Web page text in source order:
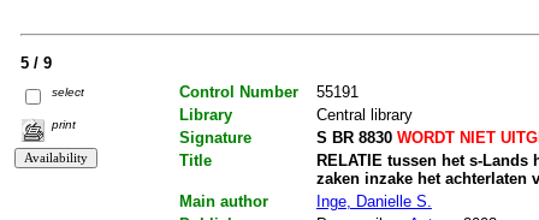
5 / 9
select
print
Control Number
55191
Library
Central library
Signature
S BR 8830WORDT NIET
Title
RELATIE tussen het s-
zaken inzake het achterlaten
Main author
Inge, Danielle S.